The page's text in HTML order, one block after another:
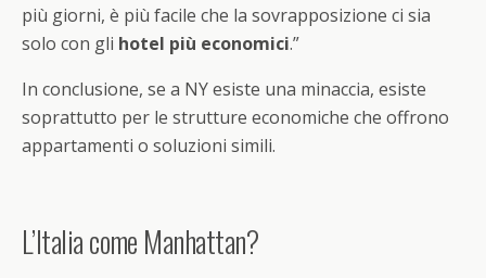
più giorni, è più facile che la sovrapposizione ci sia
solo con gli hotel più economici.”
In conclusione, se a NY esiste una minaccia, esiste
soprattutto per le strutture economiche che offrono
appartamenti o soluzioni simili.
L’Italia come Manhattan?